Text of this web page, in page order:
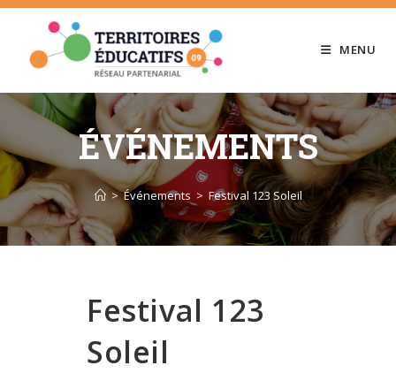
Skip
content
MENU
ÉVÉNEMENTS
> Événements > Festival 123 Soleil
Festival 123
Soleil